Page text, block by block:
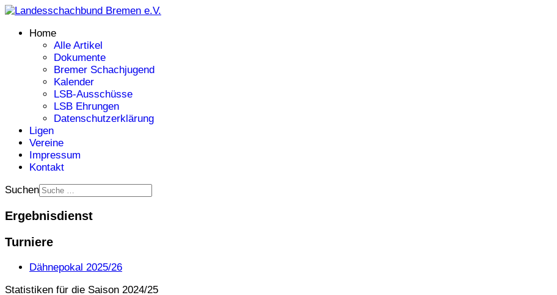
Home
Alle Artikel
Dokumente
Bremer Schachjugend
Kalender
LSB-Ausschüsse
LSB Ehrungen
Datenschutzerklärung
Ligen
Vereine
Impressum
Kontakt
Suchen
Ergebnisdienst
Turniere
Dähnepokal 2025/26
Statistiken für die Saison 2024/25